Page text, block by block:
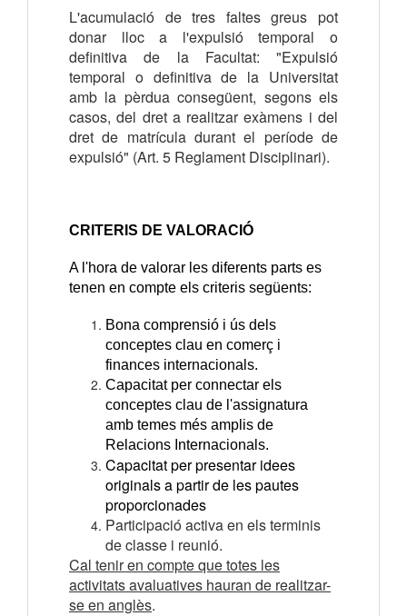
L'acumulació de tres faltes greus pot
donar lloc a l'expulsió temporal o
definitiva de la Facultat: "Expulsió
temporal o definitiva de la Universitat
amb la pèrdua consegüent, segons els
casos, del dret a realitzar exàmens i del
dret de matrícula durant el període de
expulsió" (Art. 5 Reglament Disciplinari).
CRITERIS DE VALORACIÓ
A l'hora de valorar les diferents parts es
tenen en compte els criteris següents:
Bona comprensió i ús dels
conceptes clau en comerç i
finances internacionals.
Capacitat per connectar els
conceptes clau de l'assignatura
amb temes més amplis de
Relacions Internacionals.
Capacitat per presentar idees
originals a partir de les pautes
proporcionades
Participació activa en els terminis
de classe i reunió.
Cal tenir en compte que totes les
activitats avaluatives hauran de realitzar-
se en anglès.